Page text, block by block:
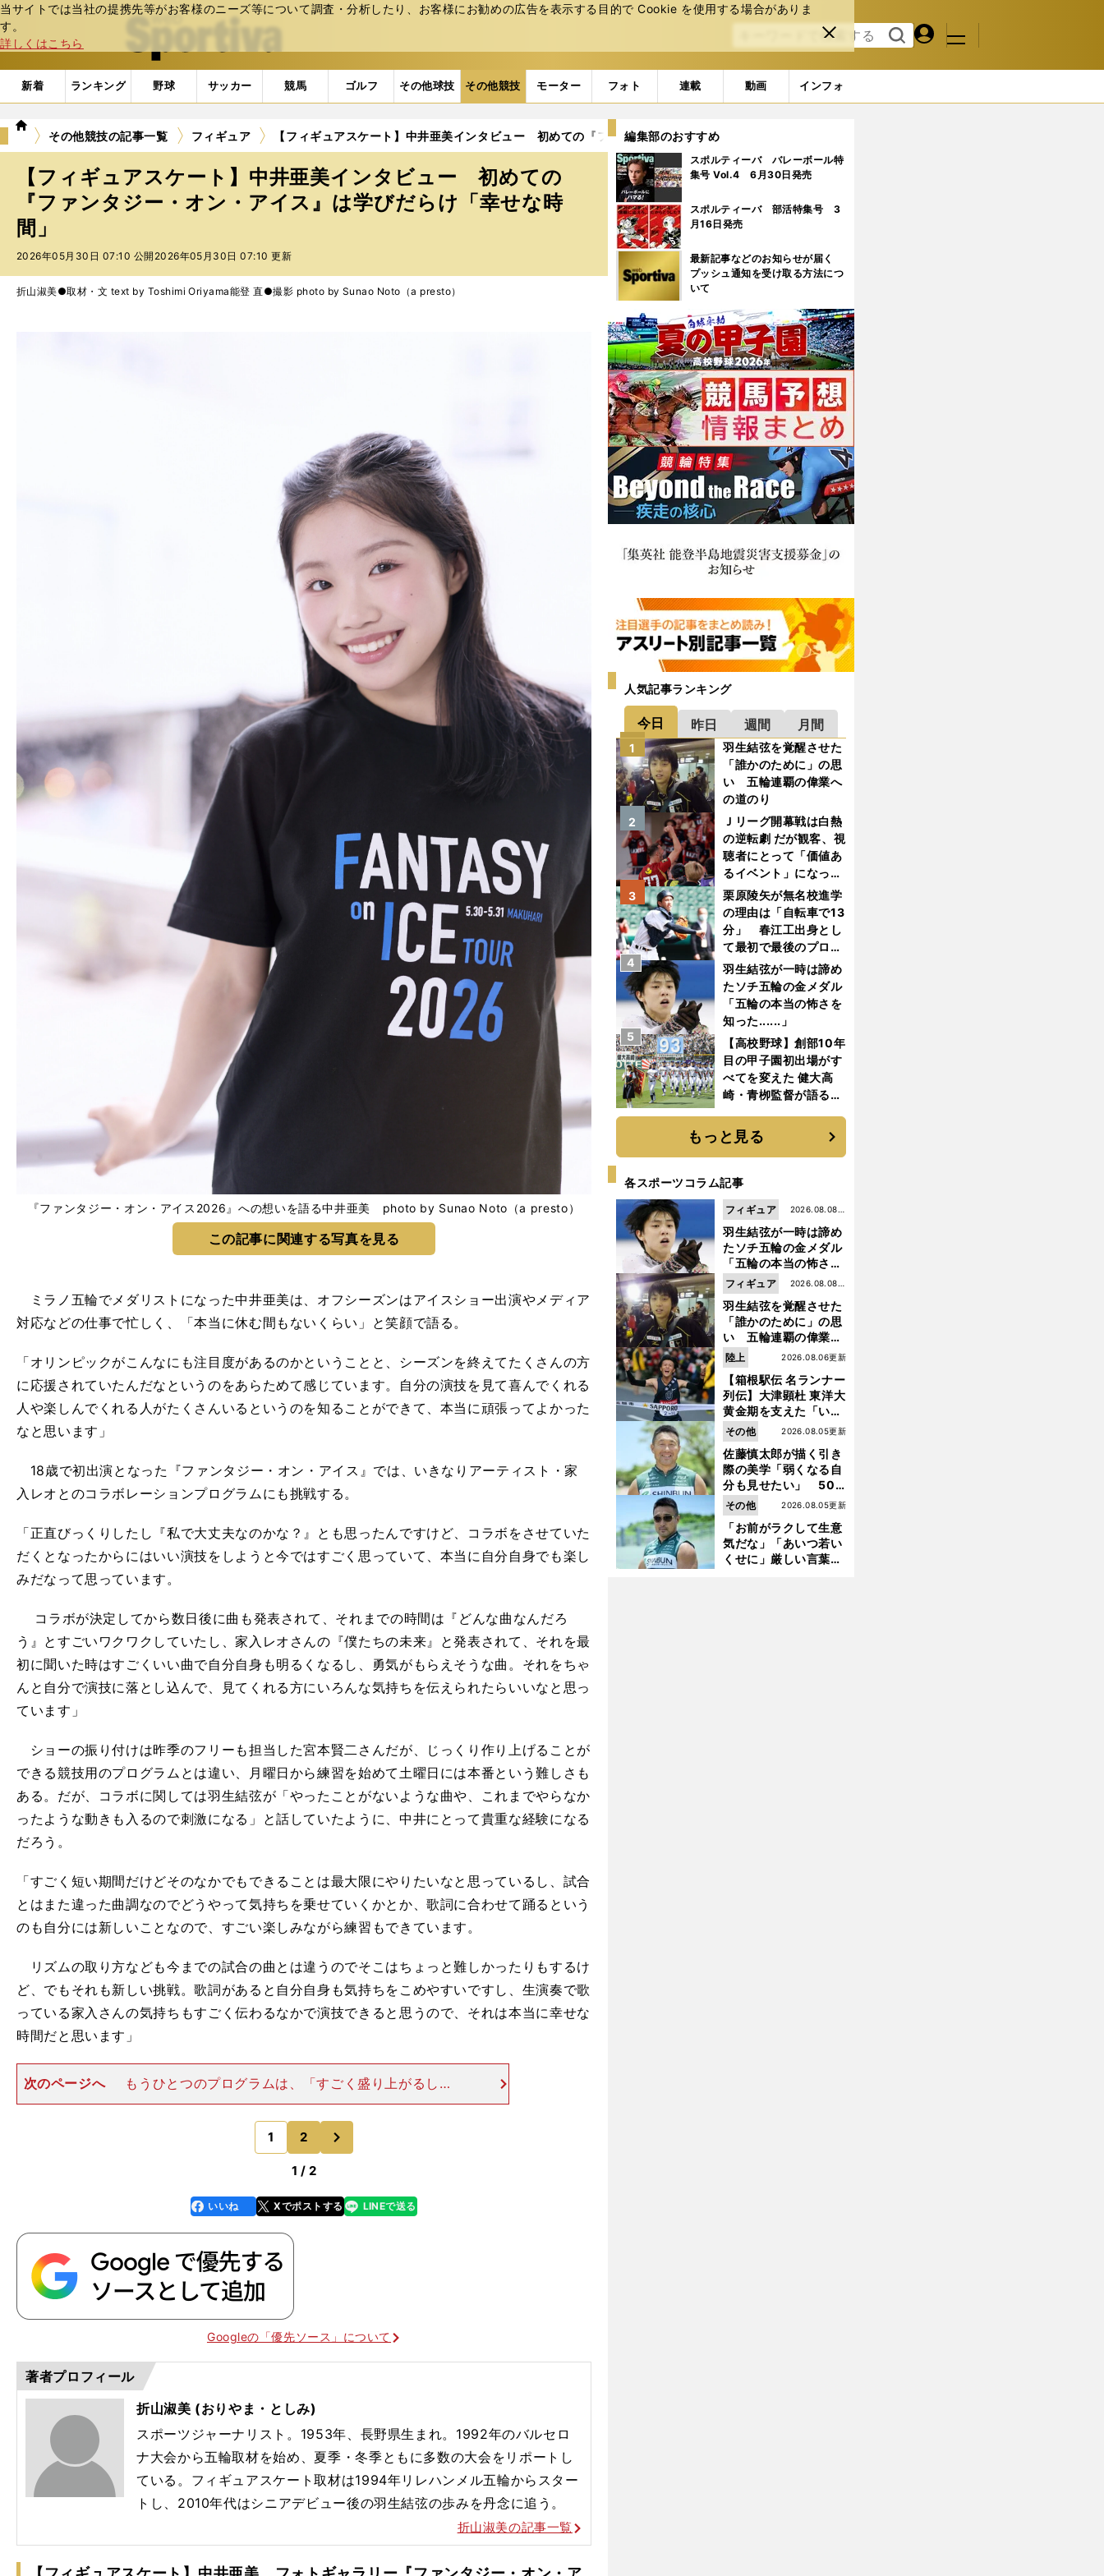
当サイトでは当社の提携先等がお客様のニーズ等について調査・分析したり、お客様にお勧めの広告を表⽰する⽬的で Cookie を使⽤する場合がありま
す。
詳しくはこちら
閉じ
る
web Sportiva (webスポルティーバ)
検索
る
マイペ
ジ
メニュ
新着 ランキング 野球 サッカー 競馬 ゴルフ その他球技 その他競技 モーター フォト 連載 動画 インフォ
we
ィ
ー
その他競技の記事一覧 フィギュア 【フィギュアスケート】中井亜美インタビュー 初めての『ファンタジー・オン・アイス』は学びだらけ「幸せな時間」
【フィギュアスケート】中井亜美インタビュー 初めての
『ファンタジー・オン・アイス』は学びだらけ「幸せな時
間」
2026年05月30日 07:10 公開 2026年05月30日 07:10 更新
折山淑美●取材・文 text by Toshimi Oriyama能登 直●撮影 photo by Sunao Noto（a presto）
『ファンタジー・オン・アイス2026』への想いを語る中井亜美 photo by Sunao Noto（a presto）
この記事に関連する写真を見る
ミラノ五輪でメダリストになった中井亜美は、オフシーズンはアイスショー出演やメディア
対応などの仕事で忙しく、「本当に休む間もないくらい」と笑顔で語る。
「オリンピックがこんなにも注目度があるのかということと、シーズンを終えてたくさんの方
に応援されていたんだなというのをあらためて感じています。自分の演技を見て喜んでくれる
人や楽しんでくれる人がたくさんいるというのを知ることができて、本当に頑張ってよかった
なと思います」
18歳で初出演となった『ファンタジー・オン・アイス』では、いきなりアーティスト・家
入レオとのコラボレーションプログラムにも挑戦する。
「正直びっくりしたし『私で大丈夫なのかな？』とも思ったんですけど、コラボをさせていた
だくとなったからにはいい演技をしようと今ではすごく思っていて、本当に自分自身でも楽し
みだなって思っています。
コラボが決定してから数日後に曲も発表されて、それまでの時間は『どんな曲なんだろ
う』とすごいワクワクしていたし、家入レオさんの『僕たちの未来』と発表されて、それを最
初に聞いた時はすごくいい曲で自分自身も明るくなるし、勇気がもらえそうな曲。それをちゃ
んと自分で演技に落とし込んで、見てくれる方にいろんな気持ちを伝えられたらいいなと思っ
ています」
ショーの振り付けは昨季のフリーも担当した宮本賢二さんだが、 じっくり 作り上げることが
できる競技用のプログラムとは違い、月曜日から練習を始めて土曜日には本番という難しさも
ある。だが、コラボに関しては羽生結弦が「やったことがないような曲や、これまでやらなか
ったような動きも入るので刺激になる」と話していたように、中井にとって貴重な経験になる
だろう。
「すごく短い期間だけどそのなかでもできることは最大限にやりたいなと思っているし、試合
とはまた違った曲調なのでどうやって気持ちを乗せていくかとか、歌詞に合わせて踊るという
のも自分には新しいことなので、 すごい楽しみながら練習もできています。
リズムの取り方なども今までの試合の曲とは違うのでそこはちょっと難しかったりもするけ
ど、でもそれも新しい挑戦。歌詞があると自分自身も気持ちを こ めやすいですし、生演奏で歌
っている家入さんの気持ちもすごく伝わるなかで演技できると思うので、それは本当に幸せな
時間だと思います」
次のページへ
もうひとつのプログラムは、「すごく盛り上がるし、
見ている人にも楽しんでいただけるかなと思ったので」と、昨季のショ
ートプログラムの『La Strada』に。そして、来季に向けて中井はこう
話す。 「まだ
1 2
1 / 2
faceboo
k
いいね Xでポストする
line LINEで送る
Googleの「優先ソース」について
著者プロフィール
折山淑美 (おりやま・としみ)
スポーツジャーナリスト。1953年、長野県生まれ。1992年のバルセロ
ナ大会から五輪取材を始め、夏季・冬季ともに多数の大会をリポートし
ている。フィギュアスケート取材は1994年リレハンメル五輪からスター
トし、2010年代はシニアデビュー後の羽生結弦の歩みを丹念に追う。
折山淑美の記事一覧
編集部のおすすめ
スポルティーバ バレーボール特
集号 Vol.4 6月30日発売
スポルティーバ 部活特集号 3
月16日発売
最新記事などのお知らせが届く
プッシュ通知を受け取る方法につ
いて
人気記事ランキング
今日 昨日 週間 月間
羽生結弦を覚醒させた
「誰かのために」の思
い 五輪連覇の偉業へ
の道のり
1
Ｊリーグ開幕戦は白熱
の逆転劇 だが観客、視
聴者にとって「価値あ
るイベント」になって
いたか
2
栗原陵矢が無名校進学
の理由は「自転車で13
分」 春江工出身とし
て最初で最後のプロ野
球選手となった
3
羽生結弦が一時は諦め
たソチ五輪の金メダル
「五輪の本当の怖さを
知った......」
4
【高校野球】創部10年
目の甲子園初出場がす
べてを変えた 健大高
崎・青栁監督が語る
て生まれた
5
もっと見る
各スポーツコラム記事
羽生結弦が一時は諦め
たソチ五輪の金メダル
「五輪の本当の怖さを
知った......」
2026.08.08更
新
フィギュア
羽生結弦を覚醒させた
「誰かのために」の思
い 五輪連覇の偉業へ
の道のり
2026.08.08更
新
フィギュア
【箱根駅伝 名ランナー
列伝】大津顕杜 東洋大
黄金期を支えた「いぶ
し銀」の存在 最後は同
期の設楽兄弟も受賞で
きなかった金栗杯に輝
く
2026.08.06更新
陸上
佐藤慎太郎が描く引き
際の美学「弱くなる自
分も見せたい」 50
代の競輪人生に影響を
与える伏見俊昭の死に
も言及
2026.08.05更新
その他
「お前がラクして生意
気だな」「あいつ若い
くせに」厳しい言葉を
2026.08.05更新
その他